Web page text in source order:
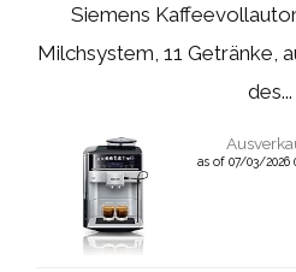
Siemens
Milchsystem, 11 Getränke,
des...
as of 07/03/2026